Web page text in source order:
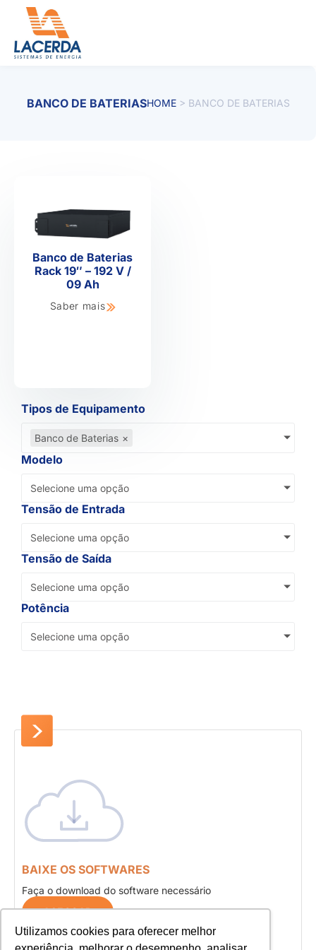
Utilizamos cookies para oferecer melhor
conteúdo
BANCO DE BATERIASHOME> BANCO DE BATERIAS
Tipos de Equipamento
Banco de Baterias ×
Modelo
Selecione uma opção
Tensão de Entrada
Selecione uma opção
Tensão de Saída
Selecione uma opção
Potência
Selecione uma opção
Banco de Baterias
Rack 19″ – 192 V /
09 Ah
Saber mais
BAIXE OS SOFTWARES
Faça o download do software necessário
ACESSAR